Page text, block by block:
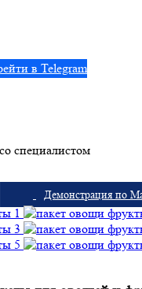
в Telegram
специалистом
Демонстрация по